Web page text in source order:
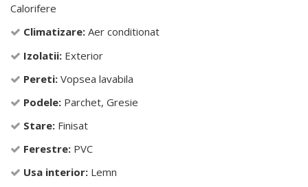
Calorifere
Climatizare: Aer conditionat
Izolatii: Exterior
Pereti: Vopsea lavabila
Podele: Parchet, Gresie
Stare: Finisat
Ferestre: PVC
Usa interior: Lemn